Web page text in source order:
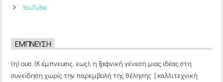
YouTube
ΈΜΠΝΕΥΣΗ
(η) ουσ. (Κ έμπνευσις, εως): η ξαφνική γένεση μιας ιδέας στη
συνείδηση χωρίς την παρεμβολή της θέλησης | καλλιτεχνική